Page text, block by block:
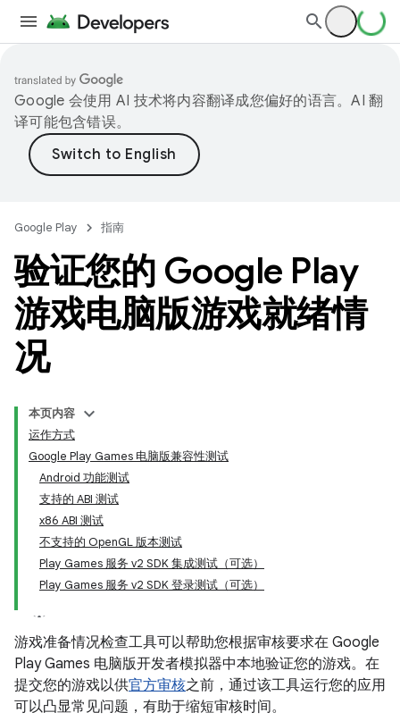
Google 会使用 AI 技术将内容翻译成您偏好的语言。AI 翻
译可能包含错误。
Google Play 指南
验证您的 Google Play
游戏电脑版游戏就绪情
况
本页内容
运作方式
Google Play Games 电脑版兼容性测试
Android 功能测试
支持的 ABI 测试
x86 ABI 测试
不支持的 OpenGL 版本测试
Play Games 服务 v2 SDK 集成测试（可选）
Play Games 服务 v2 SDK 登录测试（可选）
游戏准备情况检查工具可以帮助您根据审核要求在 Google
Play Games 电脑版开发者模拟器中本地验证您的游戏。在
提交您的游戏以供官方审核之前，通过该工具运行您的应用
可以凸显常见问题，有助于缩短审核时间。